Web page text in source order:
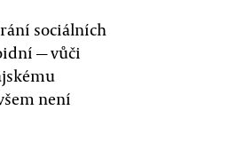
sociálních
— vůči
není